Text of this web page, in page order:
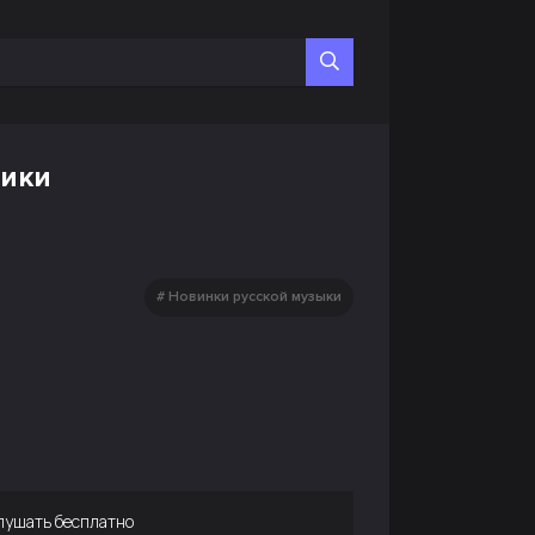
Новинки русской музыки
бесплатно